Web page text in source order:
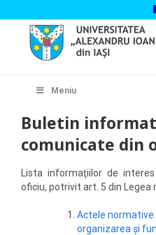
to
content
Meniu
Buletin
comunicate din
Lista informaţiilor de
oficiu, potrivit art. 5 din Legea
Actele
organizarea şi